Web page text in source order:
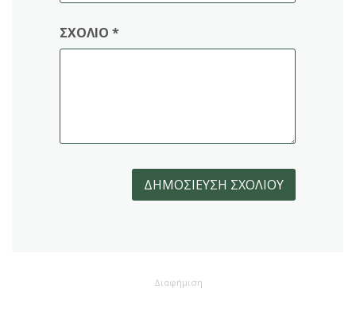
ΣΧΌΛΙΟ *
Διαφήμιση